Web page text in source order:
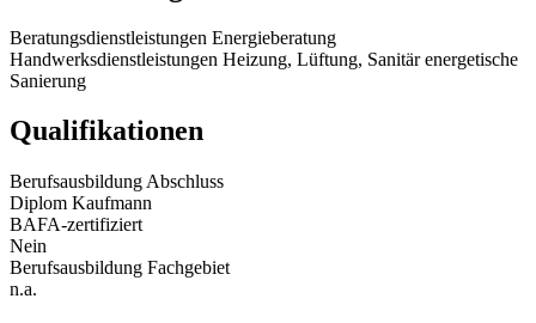
Beratungsdienstleistungen Energieberatung
Handwerksdienstleistungen Heizung, Lüftung, Sanitär energetische
Sanierung
Qualifikationen
Berufsausbildung Abschluss
Diplom Kaufmann
BAFA-zertifiziert
Nein
Berufsausbildung Fachgebiet
n.a.